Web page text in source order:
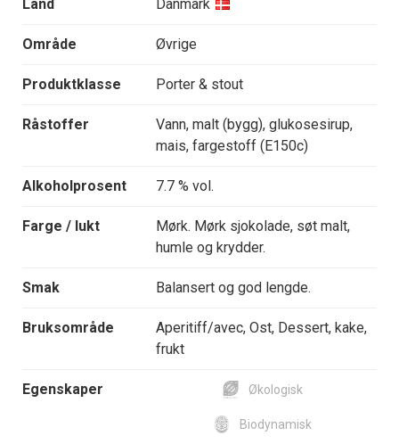
Land Danmark
Område Øvrige
Produktklasse Porter & stout
Råstoffer
Vann, malt (bygg), glukosesirup,
mais, fargestoff (E150c)
Alkoholprosent 7.7 % vol.
Farge / lukt
Mørk. Mørk sjokolade, søt malt,
humle og krydder.
Smak Balansert og god lengde.
Bruksområde
Aperitiff/avec, Ost, Dessert, kake,
frukt
Egenskaper Økologisk
Biodynamisk